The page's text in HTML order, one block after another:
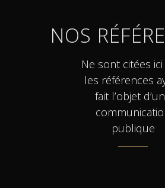
NOS
Ne sont citées
les références
fait l’objet
publique